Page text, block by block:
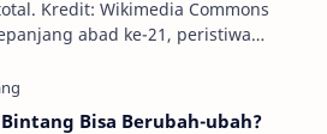
Kredit: Wikimedia Commons
abad ke-21, peristiwa
Bisa Berubah-ubah?